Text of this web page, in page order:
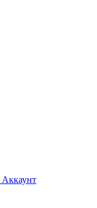
Аккаунт